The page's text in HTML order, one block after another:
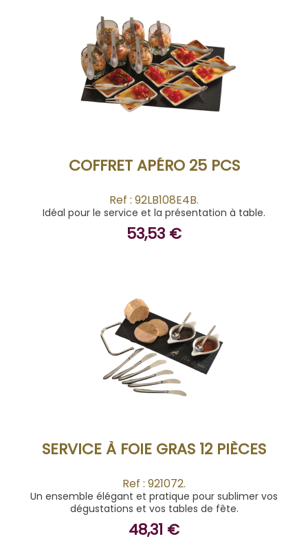
ACHETER
COFFRET APÉRO 25 PCS
Ref : 92LB108E4B.
Idéal pour le service et la présentation à table.
53,53 €
ACHETER
SERVICE À FOIE GRAS 12 PIÈCES
Ref : 921072.
Un ensemble élégant et pratique pour sublimer vos
dégustations et vos tables de fête.
48,31 €